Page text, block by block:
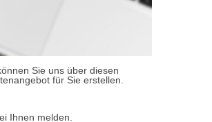
Sie uns über diesen
für Sie erstellen.
Ihnen melden.